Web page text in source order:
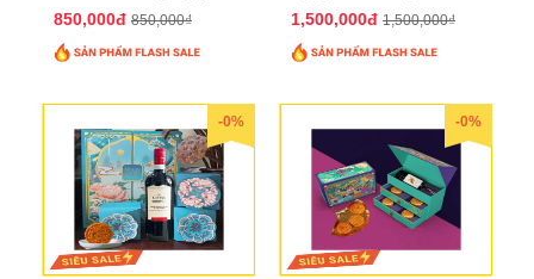
850,000đ 850,000₫ 1,500,000đ 1,500,000₫
-0% -0%